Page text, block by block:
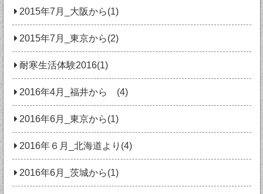
2015年7月_大阪から(1)
2015年7月_東京から(2)
耐寒生活体験2016(1)
2016年4月_福井から (4)
2016年6月_東京から(1)
2016年６月_北海道より(4)
2016年6月_茨城から(1)